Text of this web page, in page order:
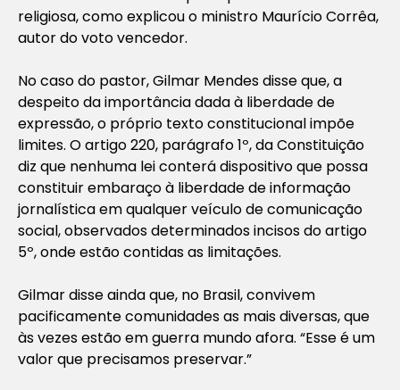
religiosa, como explicou o ministro Maurício Corrêa,
autor do voto vencedor.
No caso do pastor, Gilmar Mendes disse que, a
despeito da importância dada à liberdade de
expressão, o próprio texto constitucional impõe
limites. O artigo 220, parágrafo 1º, da Constituição
diz que nenhuma lei conterá dispositivo que possa
constituir embaraço à liberdade de informação
jornalística em qualquer veículo de comunicação
social, observados determinados incisos do artigo
5º, onde estão contidas as limitações.
Gilmar disse ainda que, no Brasil, convivem
pacificamente comunidades as mais diversas, que
às vezes estão em guerra mundo afora. “Esse é um
valor que precisamos preservar.”